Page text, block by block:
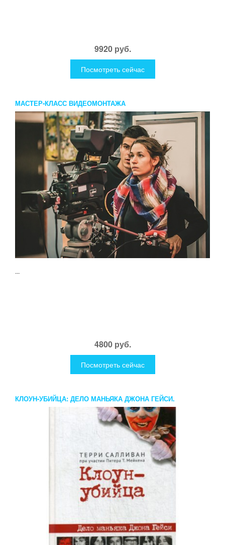
9920 руб.
Посмотреть сейчас
МАСТЕР-КЛАСС ВИДЕОМОНТАЖА
...
4800 руб.
Посмотреть сейчас
КЛОУН-УБИЙЦА: ДЕЛО МАНЬЯКА ДЖОНА ГЕЙСИ.
САЛЛИВАН Т.